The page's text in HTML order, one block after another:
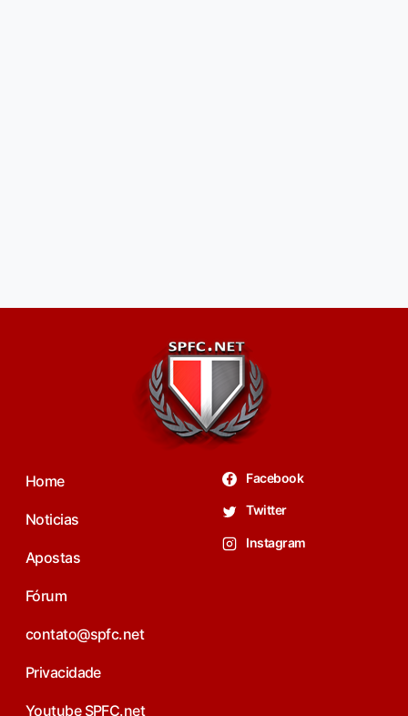
Home
Noticias
Apostas
Fórum
contato@spfc.net
Privacidade
Youtube SPFC.net
Facebook
Twitter
Instagram